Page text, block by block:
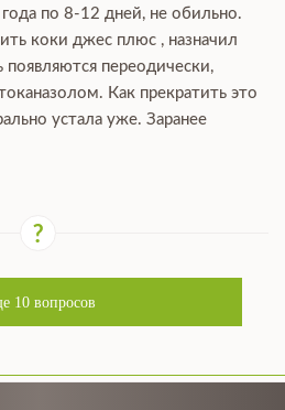
по 8-12 дней, не обильно.
коки джес плюс , назначил
появляются переодически,
Как прекратить это
устала уже. Заранее
10 вопросов